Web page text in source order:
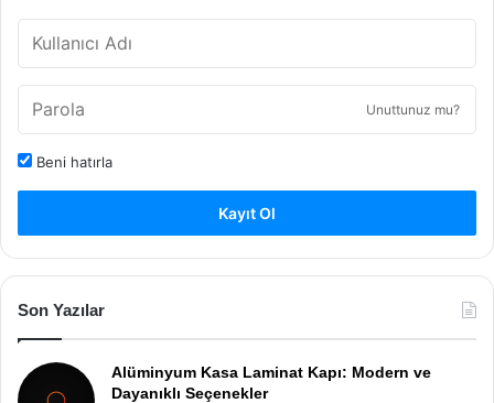
Unuttunuz mu?
Beni hatırla
Kayıt Ol
Son Yazılar
Alüminyum Kasa Laminat Kapı: Modern ve
Dayanıklı Seçenekler